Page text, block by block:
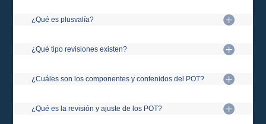
¿Qué es plusvalía?
¿Qué tipo revisiones existen?
¿Cuáles son los componentes y contenidos del POT?
¿Qué es la revisión y ajuste de los POT?